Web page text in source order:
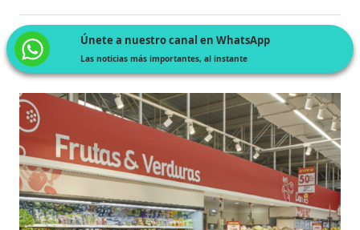
Únete a nuestro canal en WhatsApp
Las noticias más importantes, al instante